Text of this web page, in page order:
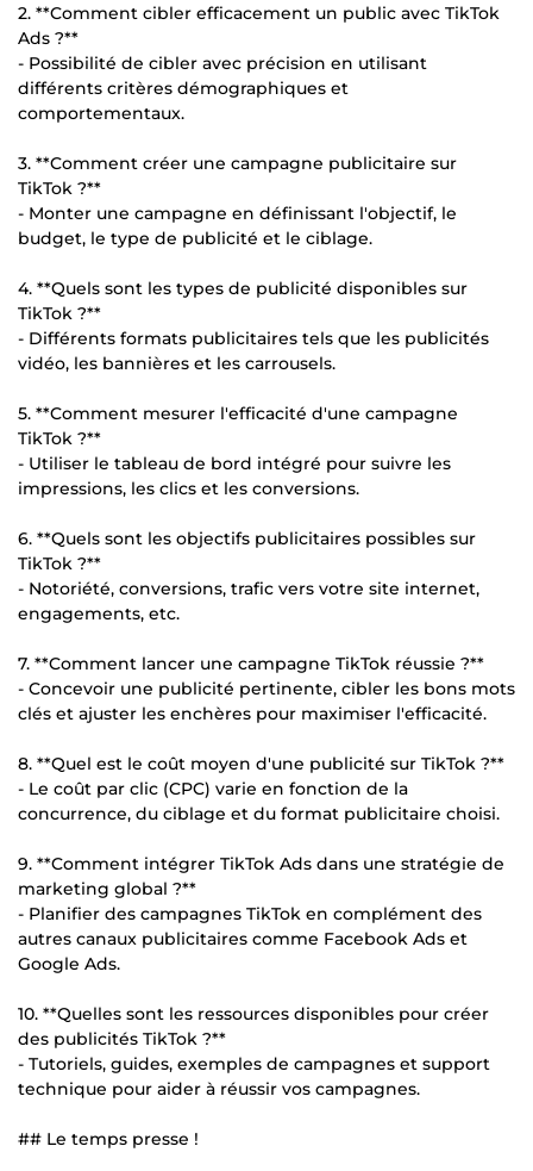
2. **Comment cibler efficacement un public avec TikTok
Ads ?**
- Possibilité de cibler avec précision en utilisant
différents critères démographiques et
comportementaux.
3. **Comment créer une campagne publicitaire sur
TikTok ?**
- Monter une campagne en définissant l'objectif, le
budget, le type de publicité et le ciblage.
4. **Quels sont les types de publicité disponibles sur
TikTok ?**
- Différents formats publicitaires tels que les publicités
vidéo, les bannières et les carrousels.
5. **Comment mesurer l'efficacité d'une campagne
TikTok ?**
- Utiliser le tableau de bord intégré pour suivre les
impressions, les clics et les conversions.
6. **Quels sont les objectifs publicitaires possibles sur
TikTok ?**
- Notoriété, conversions, trafic vers votre site internet,
engagements, etc.
7. **Comment lancer une campagne TikTok réussie ?**
- Concevoir une publicité pertinente, cibler les bons mots
clés et ajuster les enchères pour maximiser l'efficacité.
8. **Quel est le coût moyen d'une publicité sur TikTok ?**
- Le coût par clic (CPC) varie en fonction de la
concurrence, du ciblage et du format publicitaire choisi.
9. **Comment intégrer TikTok Ads dans une stratégie de
marketing global ?**
- Planifier des campagnes TikTok en complément des
autres canaux publicitaires comme Facebook Ads et
Google Ads.
10. **Quelles sont les ressources disponibles pour créer
des publicités TikTok ?**
- Tutoriels, guides, exemples de campagnes et support
technique pour aider à réussir vos campagnes.
## Le temps presse !